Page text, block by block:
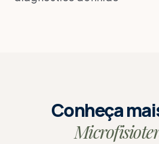
Conheça